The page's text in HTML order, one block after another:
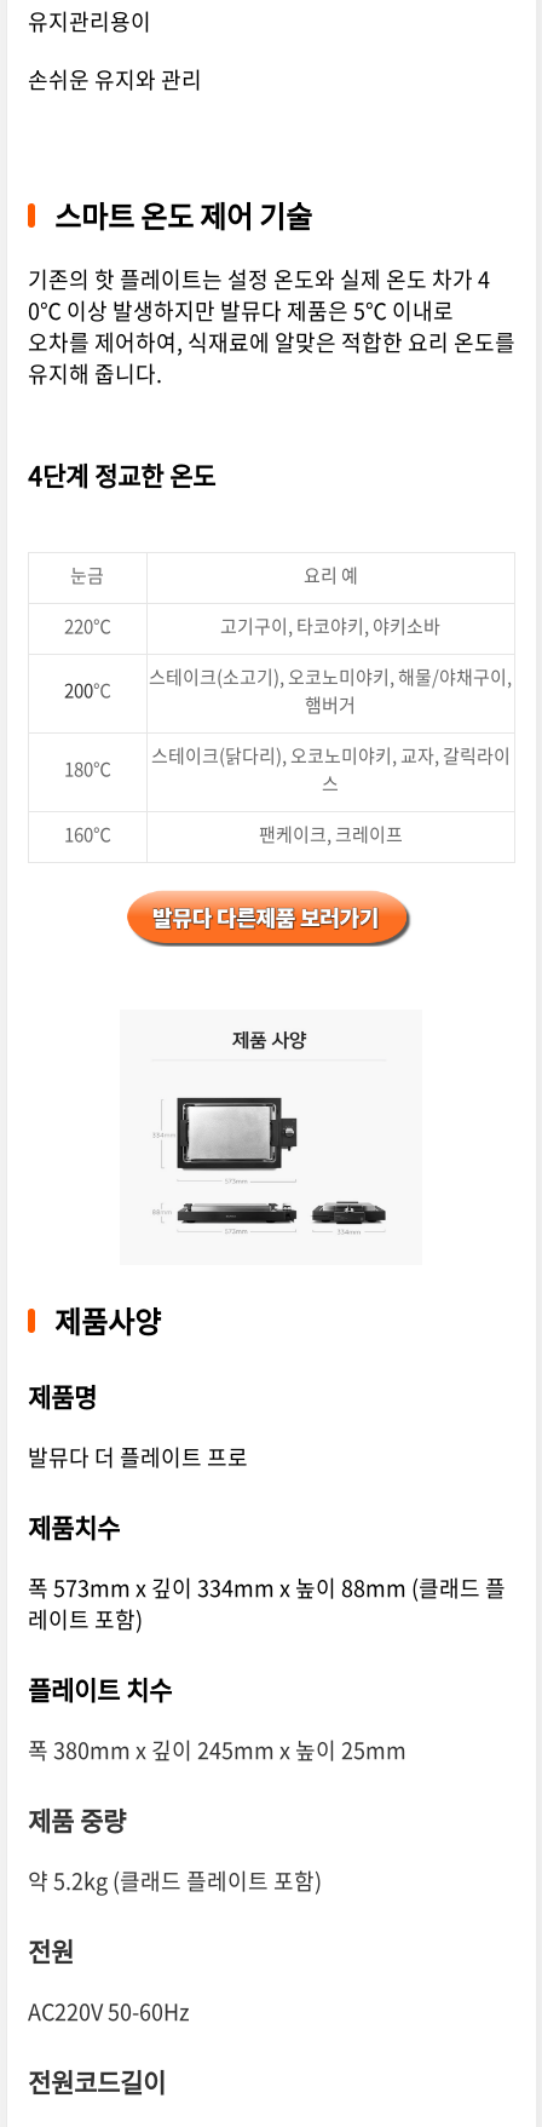
유지관리용이
손쉬운 유지와 관리
스마트 온도 제어 기술
기존의 핫 플레이트는 설정 온도와 실제 온도 차가 4
0℃ 이상 발생하지만 발뮤다 제품은 5℃ 이내로
오차를 제어하여, 식재료에 알맞은 적합한 요리 온도를
유지해 줍니다.
4단계 정교한 온도
눈금
요리 예
220℃
고기구이, 타코야키, 야키소바
200℃
스테이크(소고기), 오코노미야키, 해물/야채구이,
햄버거
180℃
스테이크(닭다리), 오코노미야키, 교자, 갈릭라이
스
160℃
팬케이크, 크레이프
제품사양
제품명
발뮤다 더 플레이트 프로
제품치수
폭 573mm x 깊이 334mm x 높이 88mm (클래드 플
레이트 포함)
플레이트 치수
폭 380mm x 깊이 245mm x 높이 25mm
제품 중량
약 5.2kg (클래드 플레이트 포함)
전원
AC220V 50-60Hz
전원코드길이